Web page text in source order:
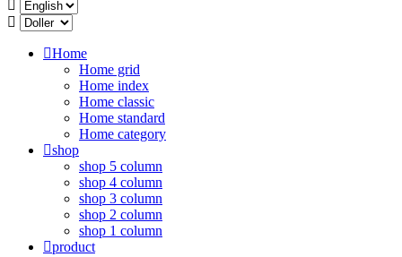
Home
Home grid
Home index
Home classic
Home standard
Home category
shop
shop 5 column
shop 4 column
shop 3 column
shop 2 column
shop 1 column
product